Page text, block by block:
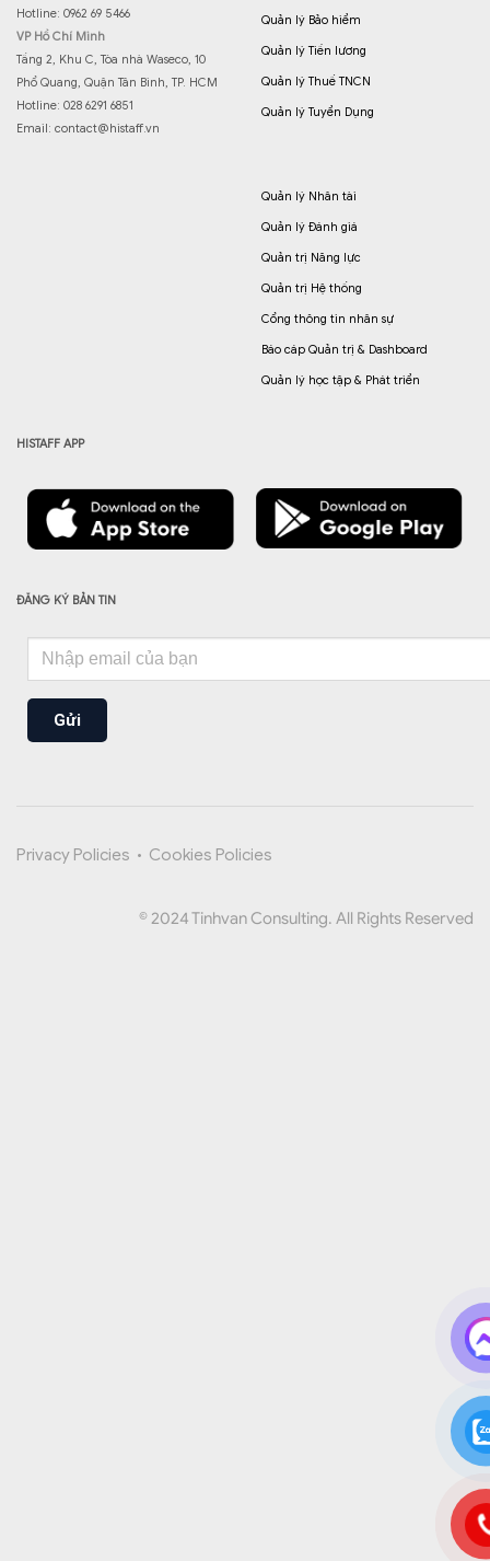
Hotline: 0962 69 5466
VP Hồ Chí Minh
Tầng 2, Khu C, Tòa nhà Waseco, 10
Phổ Quang, Quận Tân Bình, TP. HCM
Hotline: 028 6291 6851
Email: contact@histaff.vn
Quản lý Bảo hiểm
Quản lý Tiền lương
Quản lý Thuế TNCN
Quản lý Tuyển Dụng
Quản lý Nhân tài
Quản lý Đánh giá
Quản trị Năng lực
Quản trị Hệ thống
Cổng thông tin nhân sự
Báo cáp Quản trị & Dashboard
Quản lý học tập & Phát triển
HISTAFF APP
ĐĂNG KÝ BẢN TIN
Gửi
Privacy Policies • Cookies Policies
© 2024 Tinhvan Consulting. All Rights Reserved